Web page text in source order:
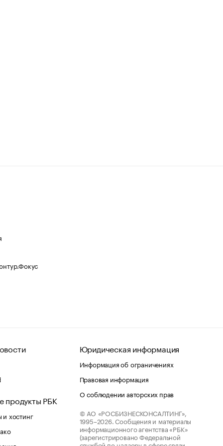
продукты РБК
хостинг
Юридическая информация
Информация об ограничениях
Правовая информация
О соблюдении авторских прав
© АО «РОСБИЗНЕСКОНСАЛТИНГ»,
1995–2026. Сообщения и материалы
информационного агентства «РБК»
(зарегистрировано Федеральной